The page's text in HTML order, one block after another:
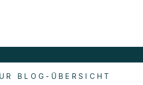
BLOG-ÜBERSICHT